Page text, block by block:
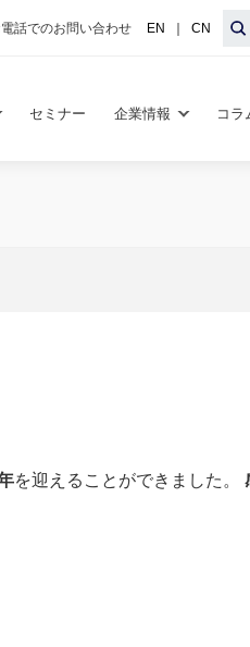
話でのお問い合わせ EN ｜ CN
セミナー 企業情報 コラ
を迎えることができました。